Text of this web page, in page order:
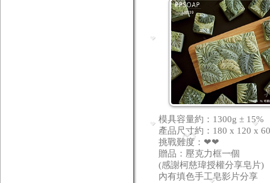
模具容量約：1300g ± 15%
產品尺寸約：180 x 120 x
挑戰難度：❤❤
贈品：壓克力框一個
(感謝柯慈瑋授權分享皂片)
內有填色手工皂影片分享